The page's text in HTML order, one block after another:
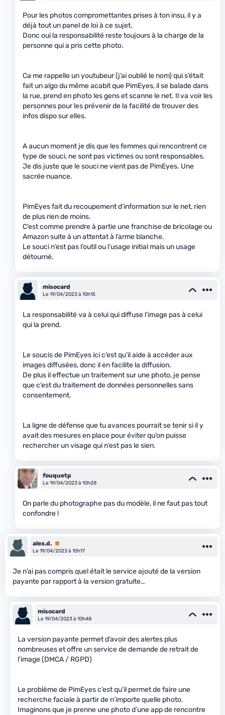
Pour les photos compromettantes prises à ton insu, il y a
déjà tout un panel de loi à ce sujet.
Donc oui la responsabilité reste toujours à la charge de la
personne qui a pris cette photo.
Ca me rappelle un youtubeur (j’ai oublié le nom) qui s’était
fait un algo du même acabit que PimEyes, il se balade dans
la rue, prend en photo les gens et scanne le net. Il va voir les
personnes pour les prévenir de la facilité de trouver des
infos dispo sur elles.
A aucun moment je dis que les femmes qui rencontrent ce
type de souci, ne sont pas victimes ou sont responsables.
Je dis juste que le souci ne vient pas de PimEyes. Une
sacrée nuance.
PimEyes fait du recoupement d’information sur le net, rien
de plus rien de moins.
C’est comme prendre à partie une franchise de bricolage ou
Amazon suite à un attentat à l’arme blanche.
Le souci n’est pas l’outil ou l’usage initial mais un usage
détourné.
misocard
Le 19/04/2023 à 10h15
La responsabilité va à celui qui diffuse l’image pas à celui
qui la prend.
Le soucis de PimEyes ici c’est qu’il aide à accéder aux
images diffusées, donc il en facilite la diffusion.
De plus il effectue un traitement sur une photo, je pense
que c’est du traitement de données personnelles sans
consentement.
La ligne de défense que tu avances pourrait se tenir si il y
avait des mesures en place pour éviter qu’on puisse
rechercher un visage qui n’est pas le sien.
fouquetp
Le 19/04/2023 à 10h28
On parle du photographe pas du modèle, il ne faut pas tout
confondre !
alex.d. Premium
Le 19/04/2023 à 10h17
Je n’ai pas compris quel était le service ajouté de la version
payante par rapport à la version gratuite…
misocard
Le 19/04/2023 à 10h48
La version payante permet d’avoir des alertes plus
nombreuses et offre un service de demande de retrait de
l’image (DMCA / RGPD)
Le problème de PimEyes c’est qu’il permet de faire une
recherche faciale à partir de n’importe quelle photo.
Imaginons que je prenne une photo d’une app de rencontre